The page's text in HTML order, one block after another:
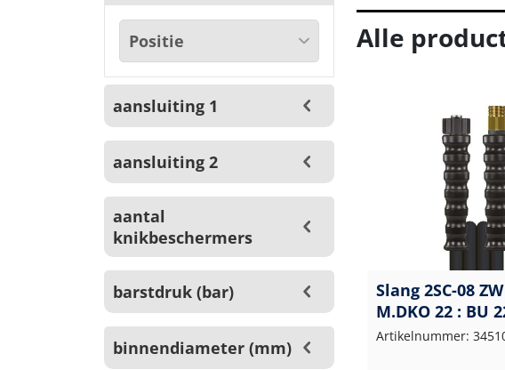
aansluiting 1
aansluiting 2
aantal
knikbeschermers
barstdruk (bar)
binnendiameter (mm)
Alle
Slang 2SC-08
M.DKO 22 : BU
Artikelnummer: